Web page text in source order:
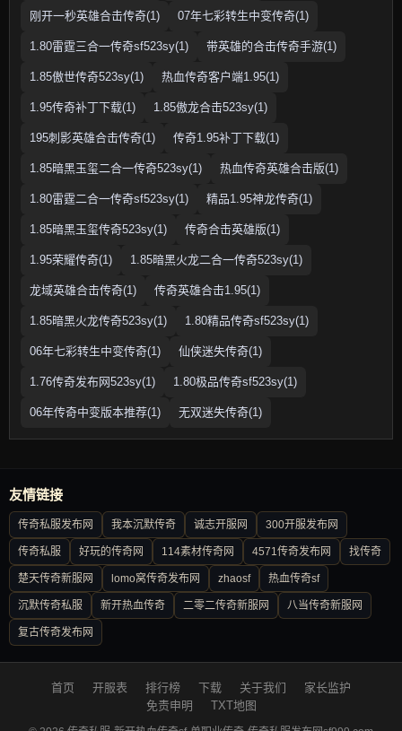
刚开一秒英雄合击传奇(1) 07年七彩转生中变传奇(1)
1.80雷霆三合一传奇sf523sy(1) 带英雄的合击传奇手游(1)
1.85傲世传奇523sy(1) 热血传奇客户端1.95(1)
1.95传奇补丁下载(1) 1.85傲龙合击523sy(1)
195刺影英雄合击传奇(1) 传奇1.95补丁下载(1)
1.85暗黑玉玺二合一传奇523sy(1) 热血传奇英雄合击版(1)
1.80雷霆二合一传奇sf523sy(1) 精品1.95神龙传奇(1)
1.85暗黑玉玺传奇523sy(1) 传奇合击英雄版(1)
1.95荣耀传奇(1) 1.85暗黑火龙二合一传奇523sy(1)
龙域英雄合击传奇(1) 传奇英雄合击1.95(1)
1.85暗黑火龙传奇523sy(1) 1.80精品传奇sf523sy(1)
06年七彩转生中变传奇(1) 仙侠迷失传奇(1)
1.76传奇发布网523sy(1) 1.80极品传奇sf523sy(1)
06年传奇中变版本推荐(1) 无双迷失传奇(1)
友情链接
传奇私服发布网 我本沉默传奇 诚志开服网 300开服发布网
传奇私服 好玩的传奇网 114素材传奇网 4571传奇发布网 找传奇
楚天传奇新服网 lomo窝传奇发布网 zhaosf 热血传奇sf
沉默传奇私服 新开热血传奇 二零二传奇新服网 八当传奇新服网
复古传奇发布网
首页 开服表 排行榜 下载 关于我们
家长监护
免责申明
TXT地图